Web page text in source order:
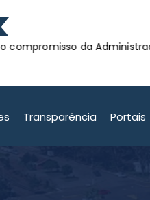
da Administração
Transparência Portais